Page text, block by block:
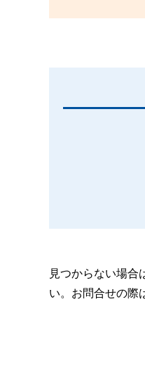
見つからない場合
い。お問合せの際